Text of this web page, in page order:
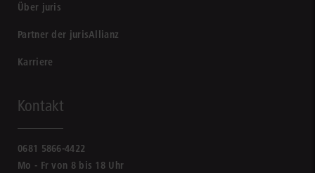
Über juris
Partner der jurisAllianz
Karriere
Kontakt
0681 5866-4422
Mo - Fr von 8 bis 18 Uhr